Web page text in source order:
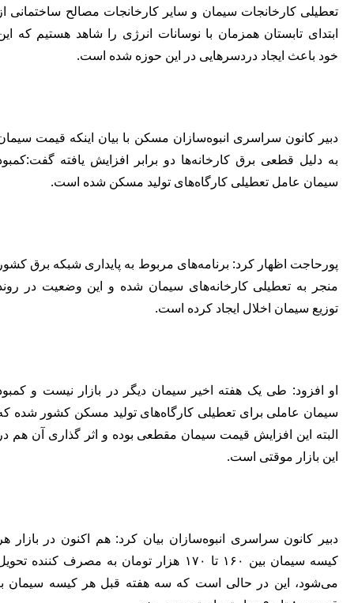
تعطیلی کارخانجات سیمان و سایر کارخانجات مصالح ساختمانی از
ابتدای تابستان همزمان با نوسانات انرژی را شاهد هستیم که این
خود باعث ایجاد دردسرهایی در این حوزه شده است.
دبیر کانون سراسری انبوه‌سازان مسکن با بیان اینکه قیمت سیمان
به دلیل قطعی برق کارخانه‌ها دو برابر افزایش یافته گفت:کمبود
سیمان عامل تعطیلی کارگاه‌های تولید مسکن شده است.
پورحاجت اظهار کرد: برنامه‌های مربوط به پایداری شبکه برق کشور
منجر به تعطیلی کارخانه‌های سیمان شده و این وضعیت در روند
توزیع سیمان اخلال ایجاد کرده است.
او افزود: طی یک هفته اخیر سیمان دیگر در بازار نیست و کمبود
سیمان عاملی برای تعطیلی کارگاه‌های تولید مسکن کشور شده که
البته این افزایش قیمت سیمان مقطعی بوده و اثر گذاری آن هم در
این بازار موقتی است.
دبیر کانون سراسری انبوه‌سازان بیان کرد: هم اکنون در بازار هر
کیسه سیمان بین ۱۶۰ تا ۱۷۰ هزار تومان به مصرف کننده تحویل
می‌شود، این در حالی است که سه هفته قبل هر کیسه سیمان با